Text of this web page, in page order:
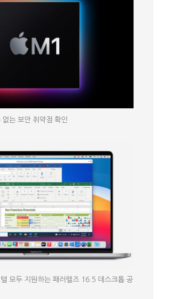
는 보안 취약점 확인
모두 지원하는 패러렐즈 16.5 데스크톱 공